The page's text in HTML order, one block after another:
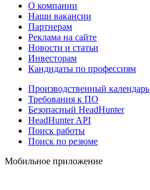
О компании
Наши вакансии
Партнерам
Реклама на сайте
Новости и статьи
Инвесторам
Кандидаты по профессиям
Производственный календарь
Требования к ПО
Безопасный HeadHunter
HeadHunter API
Поиск работы
Поиск по резюме
Мобильное приложение